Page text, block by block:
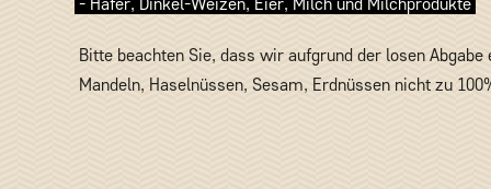
Bitte beachten Sie, dass wir aufgrund der losen
Mandeln, Haselnüssen, Sesam, Erdnüssen nicht zu